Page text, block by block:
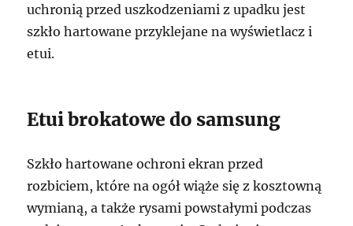
uchronią przed uszkodzeniami z upadku jest
szkło hartowane przyklejane na wyświetlacz i
etui.
Etui brokatowe do samsung
Szkło hartowane ochroni ekran przed
rozbiciem, które na ogół wiąże się z kosztowną
wymianą, a także rysami powstałymi podczas